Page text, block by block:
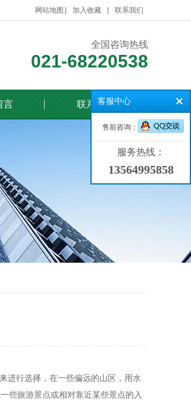
网站地图 加入收藏 联系我们
全国咨询热线
021-68220538
言 联系我们
进行选择，在一些偏远的山区，用水
些旅游景点或相对靠近某些景点的入
客服中心
售前咨询：
服务热线：
13564995858